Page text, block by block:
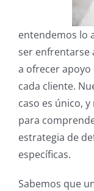
entendemos lo
ser enfrentarse
a ofrecer
cada cliente.
caso es único,
para
estrategia de
específicas.
Sabemos que